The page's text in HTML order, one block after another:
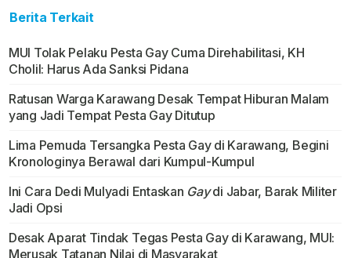
Berita Terkait
MUI Tolak Pelaku Pesta Gay Cuma Direhabilitasi, KH
Cholil: Harus Ada Sanksi Pidana
Ratusan Warga Karawang Desak Tempat Hiburan Malam
yang Jadi Tempat Pesta Gay Ditutup
Lima Pemuda Tersangka Pesta Gay di Karawang, Begini
Kronologinya Berawal dari Kumpul-Kumpul
Ini Cara Dedi Mulyadi Entaskan Gaydi Jabar, Barak Militer
Jadi Opsi
Desak Aparat Tindak Tegas Pesta Gay di Karawang, MUI:
Merusak Tatanan Nilai di Masyarakat